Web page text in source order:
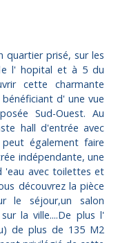
quartier prisé, sur les
l' hopital et à 5 du
cette charmante
d' une vue
Sud-Ouest. Au
hall d'entrée avec
également faire
indépendante, une
'eau avec toilettes et
découvrez la pièce
le séjour,un salon
la ville....De plus l'
de plus de 135 M2